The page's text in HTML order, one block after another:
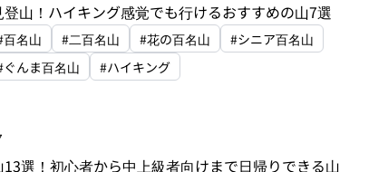
山！ハイキング感覚でも行けるおすすめの山7選
百名山 #二百名山 #花の百名山
#シニア百名山
ぐんま百名山
#ハイキング
選！初心者から中上級者向けまで日帰りできる山